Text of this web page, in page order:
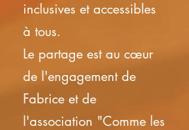
inclusives et accessibles
à tous.
Le partage est au cœur
de l'engagement de
Fabrice et de
l'association "Comme les